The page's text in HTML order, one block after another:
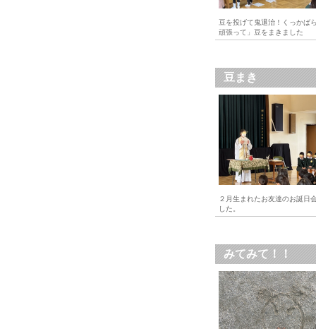
豆を投げて鬼退治！くっかば
頑張って」豆をまきました
豆まき
２月生まれたお友達のお誕日
した。
みてみて！！